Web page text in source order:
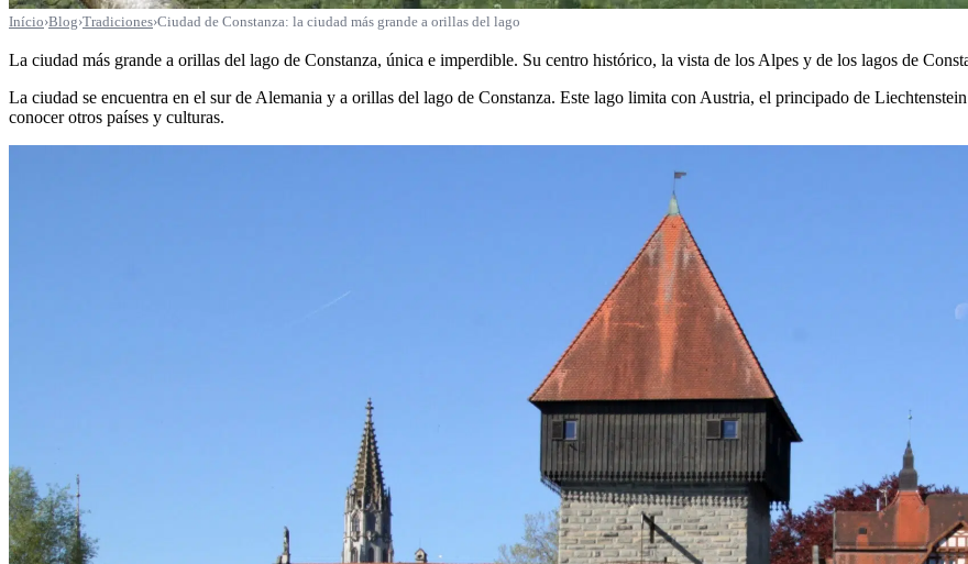
Início›Blog›Tradiciones›Ciudad de Constanza: la ciudad más grande a orillas del lago
La ciudad más grande a orillas del lago de Constanza, única e imperdible. Su centro histórico, la vista de los Alpes y de los lagos de
La ciudad se encuentra en el sur de Alemania y a orillas del lago de Constanza. Este lago limita con Austria, el principado de
conocer otros países y culturas.